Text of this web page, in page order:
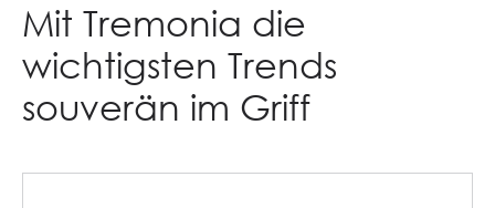
Mit Tremonia die
wichtigsten Trends
souverän im Griff